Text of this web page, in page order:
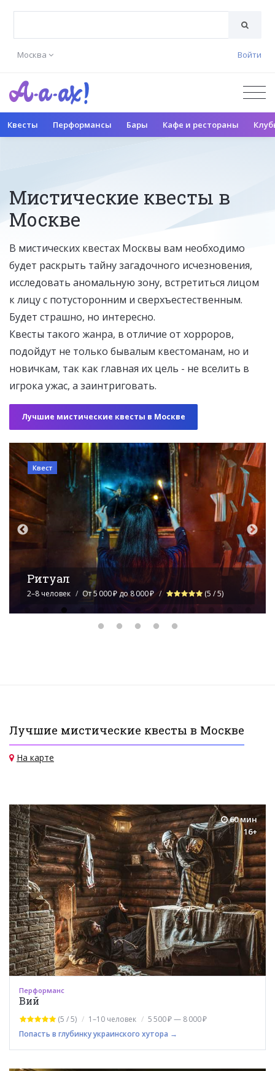
Москва Войти
Квесты Перформансы Бары Кафе и рестораны
Мистические квесты в
Москве
В мистических квестах Москвы вам необходимо
будет раскрыть тайну загадочного исчезновения,
исследовать аномальную зону, встретиться лицом
к лицу с потусторонним и сверхъестественным.
Будет страшно, но интересно.
Квесты такого жанра, в отличие от хорроров,
подойдут не только бывалым квестоманам, но и
новичкам, так как главная их цель - не вселить в
игрока ужас, а заинтриговать.
Лучшие мистические квесты в Москве
Квест
Тайна заброшенного храма
2–6 человек От 4 500 ₽ до 6 000 ₽ (5 / 5)
Лучшие мистические квесты в Москве
На карте
60 мин
16+
Перформанс
Вий
(5 / 5) 1–10 человек
5 500 ₽ — 8 000 ₽
Попасть в глубинку украинского хутора →